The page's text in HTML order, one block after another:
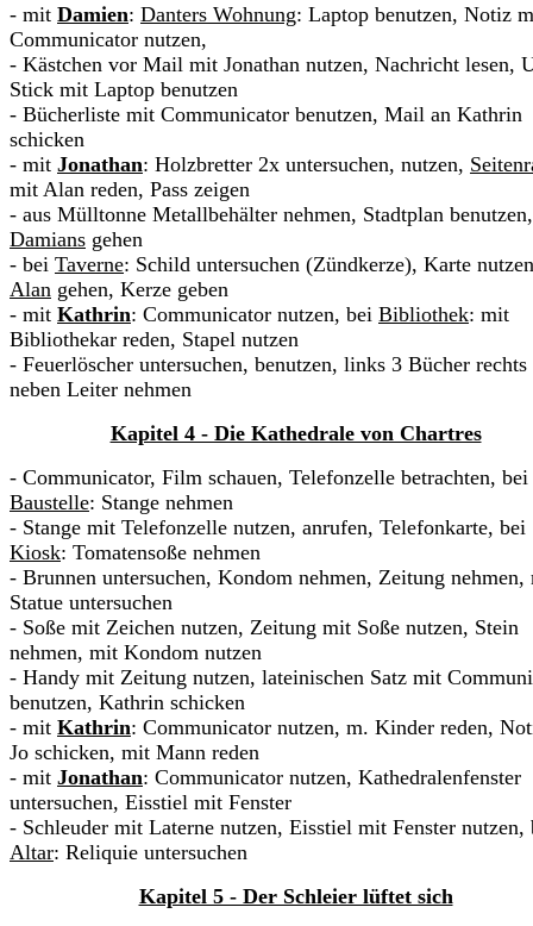
- mit Damien: Danters Wohnung: Laptop benutzen, Notiz
Communicator nutzen,
- Kästchen vor Mail mit Jonathan nutzen, Nachricht lesen,
Stick mit Laptop benutzen
- Bücherliste mit Communicator benutzen, Mail an Kathrin
schicken
- mit Jonathan: Holzbretter 2x untersuchen, nutzen,
mit Alan reden, Pass zeigen
- aus Mülltonne Metallbehälter nehmen, Stadtplan
Damians gehen
- bei Taverne: Schild untersuchen (Zündkerze), Karte
Alan gehen, Kerze geben
- mit Kathrin: Communicator nutzen, bei Bibliothek: mit
Bibliothekar reden, Stapel nutzen
- Feuerlöscher untersuchen, benutzen, links 3 Bücher rechts
neben Leiter nehmen
Kapitel 4 - Die Kathedrale von Chartres
- Communicator, Film schauen, Telefonzelle betrachten, bei
Baustelle: Stange nehmen
- Stange mit Telefonzelle nutzen, anrufen, Telefonkarte, bei
Kiosk: Tomatensoße nehmen
- Brunnen untersuchen, Kondom nehmen, Zeitung nehmen,
Statue untersuchen
- Soße mit Zeichen nutzen, Zeitung mit Soße nutzen, Stein
nehmen, mit Kondom nutzen
- Handy mit Zeitung nutzen, lateinischen Satz mit
benutzen, Kathrin schicken
- mit Kathrin: Communicator nutzen, m. Kinder reden,
Jo schicken, mit Mann reden
- mit Jonathan: Communicator nutzen, Kathedralenfenster
untersuchen, Eisstiel mit Fenster
- Schleuder mit Laterne nutzen, Eisstiel mit Fenster nutzen,
Altar: Reliquie untersuchen
Kapitel 5 - Der Schleier lüftet sich